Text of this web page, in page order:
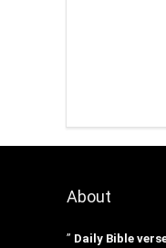
About
” Daily Bible